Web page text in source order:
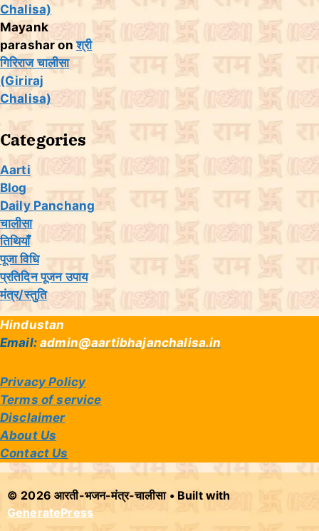
Chalisa)
Mayank
parashar onश्री
गिरिराज चालीसा
(Giriraj
Chalisa)
Categories
Aarti
Blog
Daily Panchang
चालीसा
तिथियांँ
पूजा विधि
प्रतिदिन पूजन उपाय
मंत्र/स्तुति
Hindustan
Email: admin@aartibhajanchalisa.in
Privacy Policy
Terms of service
Disclaimer
About Us
Contact Us
© 2026 आरती-भजन-मंत्र-चालीसा• Built with
GeneratePress